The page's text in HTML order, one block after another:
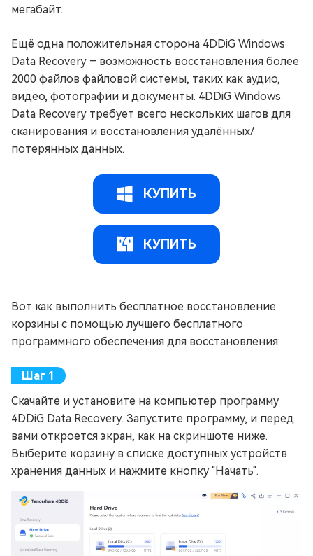
мегабайт.
Ещё одна положительная сторона 4DDiG Windows
Data Recovery – возможность восстановления более
2000 файлов файловой системы, таких как аудио,
видео, фотографии и документы. 4DDiG Windows
Data Recovery требует всего нескольких шагов для
сканирования и восстановления удалённых/
потерянных данных.
КУПИТЬ
КУПИТЬ
Вот как выполнить бесплатное восстановление
корзины с помощью лучшего бесплатного
программного обеспечения для восстановления:
Скачайте и установите на компьютер программу
4DDiG Data Recovery. Запустите программу, и перед
вами откроется экран, как на скриншоте ниже.
Выберите корзину в списке доступных устройств
хранения данных и нажмите кнопку "Начать".